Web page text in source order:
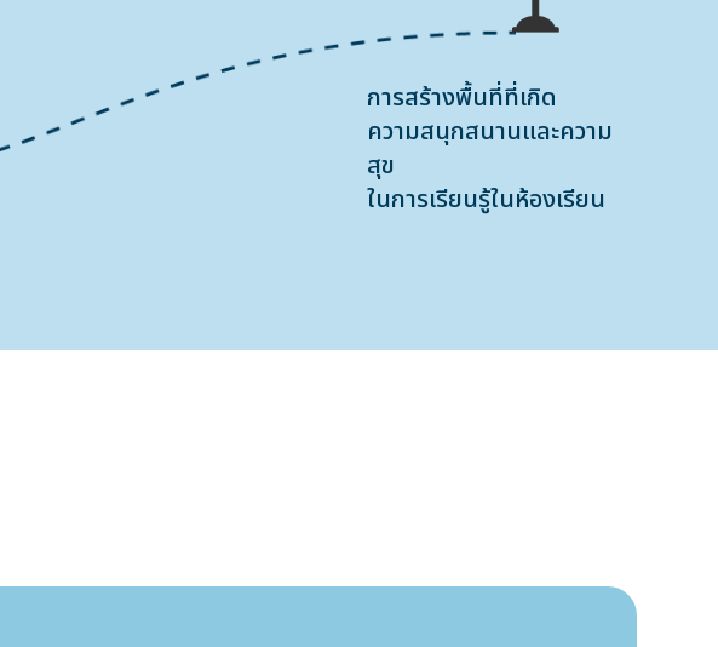
การสร้างพื้นที่ที่เกิด
ความสนุกสนานและความ
สุข
ในการเรียนรู้ในห้องเรียน